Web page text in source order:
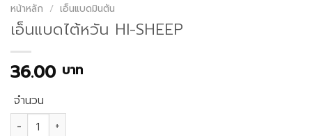
หน้าหลัก / เอ็นแบดมินตัน
เอ็นแบดไต้หวัน HI-SHEEP
36.00 บาท
จำนวน
จำนวน เอ็นแบดไต้หวัน HI-SHEEP ชิ้น